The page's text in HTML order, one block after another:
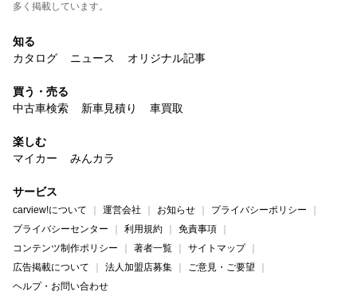
多く掲載しています。
知る
カタログ
ニュース オリジナル記事
買う・売る
中古車検索
新車見積り 車買取
楽しむ
マイカー
みんカラ
サービス
carview!について 運営会社 お知らせ
プライバシーポリシー
プライバシーセンター
利用規約
免責事項
コンテンツ制作ポリシー
著者一覧
サイトマップ
広告掲載について
法人加盟店募集
ご意見・ご要望
ヘルプ・お問い合わせ